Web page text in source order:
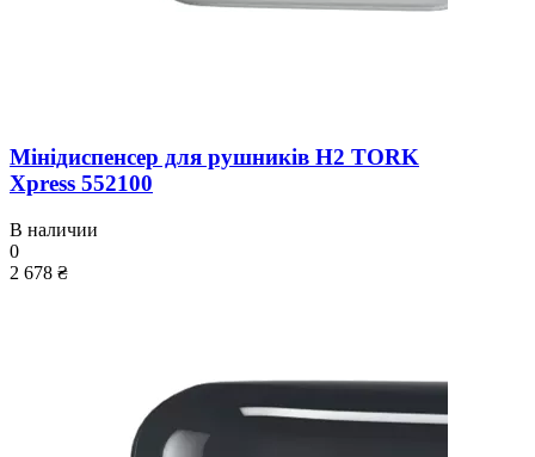
Мінідиспенсер для рушників H2 TORK
Xpress 552100
В наличии
0
2 678 ₴